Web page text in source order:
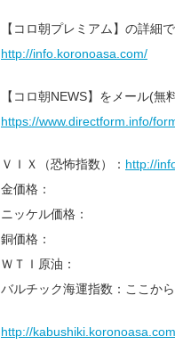
【コロ朝プレミアム】の詳細
http://info.koronoasa.com/
【コロ朝NEWS】をメール(無
https://www.directform.info/
ＶＩＸ（恐怖指数）： http://
金価格：
ニッケル価格：
銅価格：
ＷＴＩ原油：
バルチック海運指数：ここか
http://